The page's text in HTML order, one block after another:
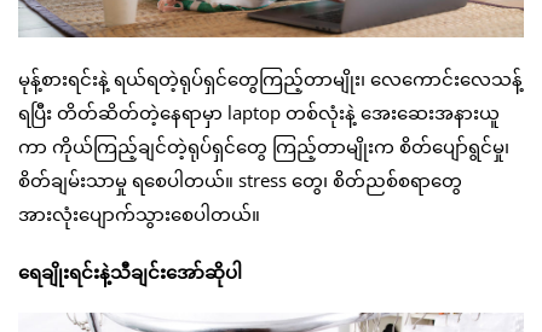
မုန့်စားရင်းနဲ့ ရယ်ရတဲ့ရုပ်ရှင်တွေကြည့်တာမျိုး၊ လေကောင်းလေသန့်
ရပြီး တိတ်ဆိတ်တဲ့နေရာမှာ laptop တစ်လုံးနဲ့ အေးဆေးအနားယူ
ကာ ကိုယ်ကြည့်ချင်တဲ့ရုပ်ရှင်တွေ ကြည့်တာမျိုးက စိတ်ပျော်ရွင်မှု၊
စိတ်ချမ်းသာမှု ရစေပါတယ်။ stress တွေ၊ စိတ်ညစ်စရာတွေ
အားလုံးပျောက်သွားစေပါတယ်။
ရေချိုးရင်းနဲ့သီချင်းအော်ဆိုပါ